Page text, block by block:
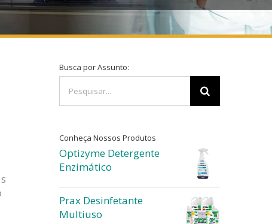
Busca por Assunto:
resultados
para:
Conheça Nossos Produtos
Optizyme Detergente
Enzimático
Prax Desinfetante
Multiuso